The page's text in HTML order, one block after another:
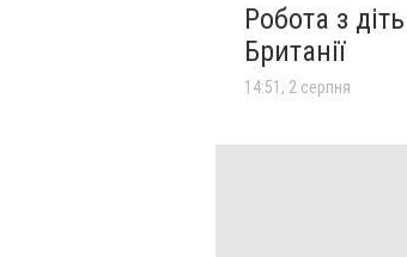
Робота з
Британії
14:51, 2 серпня